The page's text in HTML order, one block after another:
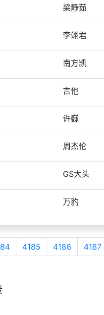
梁静茹
李翊君
南方凯
吉他
许巍
周杰伦
GS大头
万豹
4185 4186 4187